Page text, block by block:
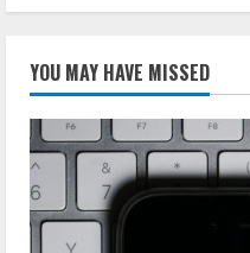
YOU MAY HAVE MISSED